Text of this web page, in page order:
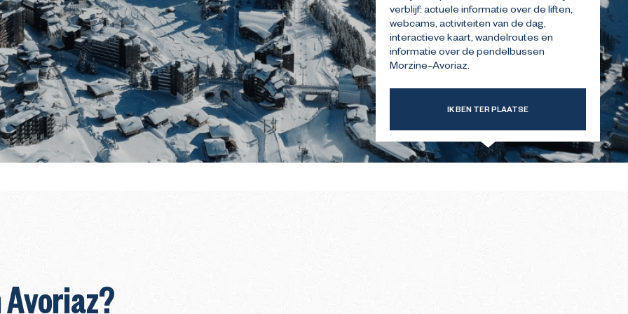
GIDS VOOR UW EERSTE
BEZOEK IN DE WINTER
GIDS VOOR UW EERSTE
BEZOEK IN DE ZOMER
te bereiden
verblijf: actuele informatie over de liften,
webcams, activiteiten van de dag,
interactieve kaart, wandelroutes en
informatie over de pendelbussen
Morzine–Avoriaz.
IK BEN TER PLAATSE
Avoriaz?